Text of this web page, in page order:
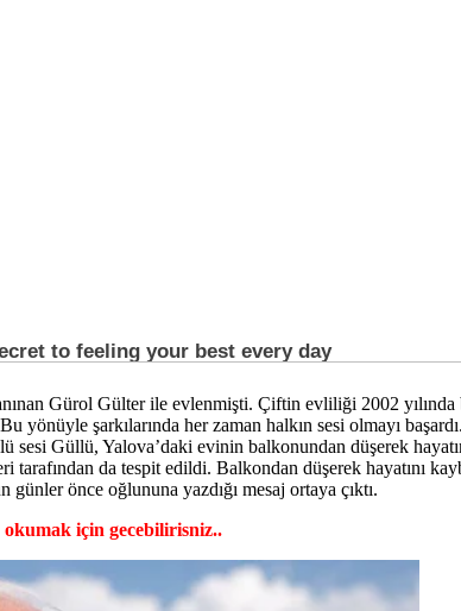
Gürol Gülter ile evlenmişti. Çiftin evliliği 2002 yılında
şarkılarında her zaman halkın sesi olmayı
Güllü, Yalova’daki evinin balkonundan düşerek
da tespit edildi. Balkondan düşerek hayatını
önce oğlununa yazdığı mesaj ortaya çıktı.
için gecebilirisniz..